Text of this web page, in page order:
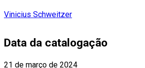
Vinicius Schweitzer
Data da catalogação
21 de março de 2024